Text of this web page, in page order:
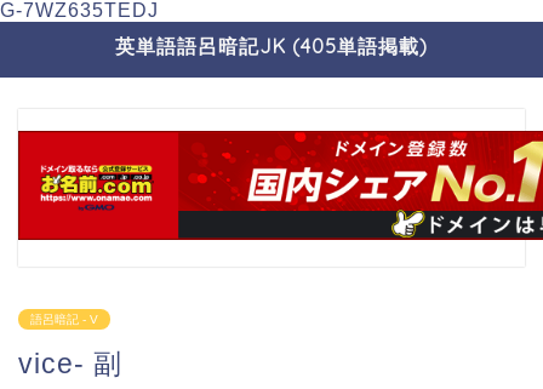
G-7WZ635TEDJ
英単語語呂暗記JK (405単語掲載)
語呂暗記 - V
vice- 副